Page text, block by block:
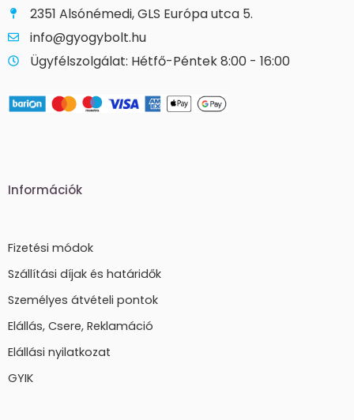
2351 Alsónémedi, GLS Európa utca 5.
info@gyogybolt.hu
Ügyfélszolgálat: Hétfő-Péntek 8:00 - 16:00
Információk
Fizetési módok
Szállítási díjak és határidők
Személyes átvételi pontok
Elállás, Csere, Reklamáció
Elállási nyilatkozat
GYIK